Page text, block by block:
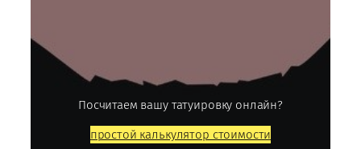
Посчитаем вашу татуировку онлайн?
простой калькулятор стоимости